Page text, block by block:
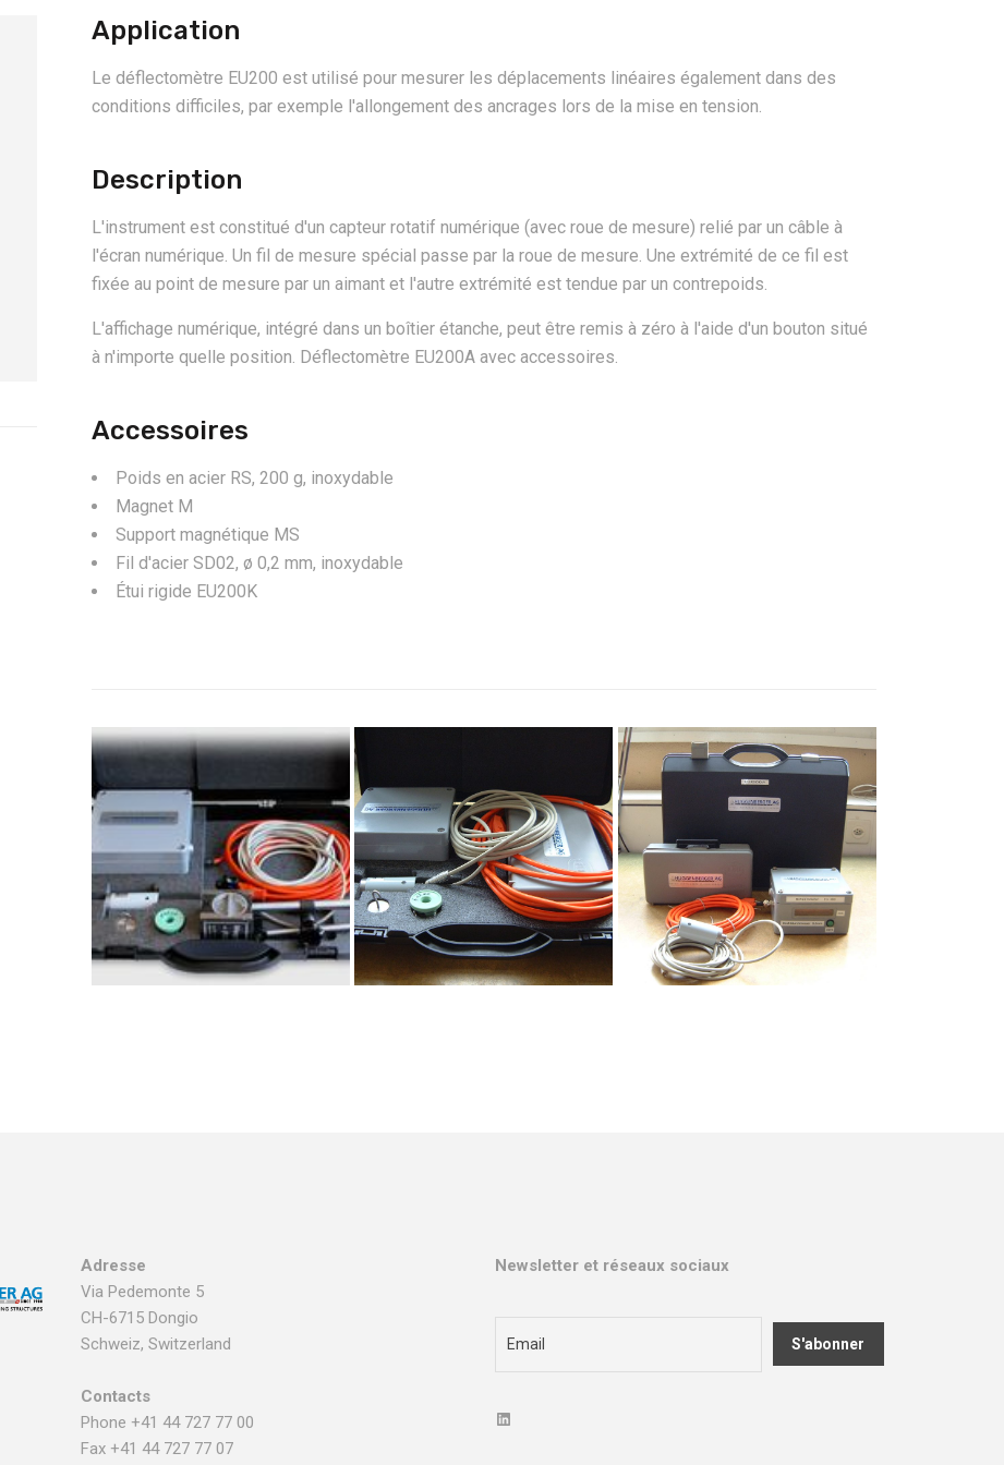
Application
Le déflectomètre EU200 est utilisé pour mesurer les déplacements linéaires également dans des
conditions difficiles, par exemple l'allongement des ancrages lors de la mise en tension.
Description
L'instrument est constitué d'un capteur rotatif numérique (avec roue de mesure) relié par un câble à
l'écran numérique. Un fil de mesure spécial passe par la roue de mesure. Une extrémité de ce fil est
fixée au point de mesure par un aimant et l'autre extrémité est tendue par un contrepoids.
L'affichage numérique, intégré dans un boîtier étanche, peut être remis à zéro à l'aide d'un bouton situé
à n'importe quelle position. Déflectomètre EU200A avec accessoires.
Accessoires
Poids en acier RS, 200 g, inoxydable
Magnet M
Support magnétique MS
Fil d'acier SD02, ø 0,2 mm, inoxydable
Étui rigide EU200K
Adresse
Via Pedemonte 5
CH-6715 Dongio
Schweiz, Switzerland
Contacts
Phone +41 44 727 77 00
Fax +41 44 727 77 07
Newsletter et réseaux sociaux